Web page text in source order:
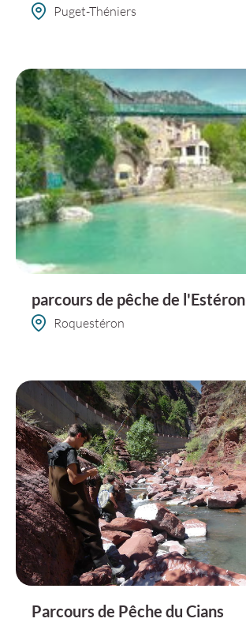
Puget-Théniers
parcours de pêche de l'Estéron
Roquestéron
Parcours de Pêche du Cians